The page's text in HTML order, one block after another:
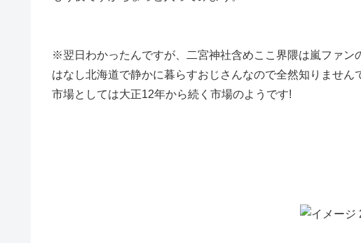
※翌日わかったんですが、二宮神社含めここ界隈は嵐ファ
はなし北海道で静かに暮らすおじさんなので全然知りません
市場としては大正12年から続く市場のようです!